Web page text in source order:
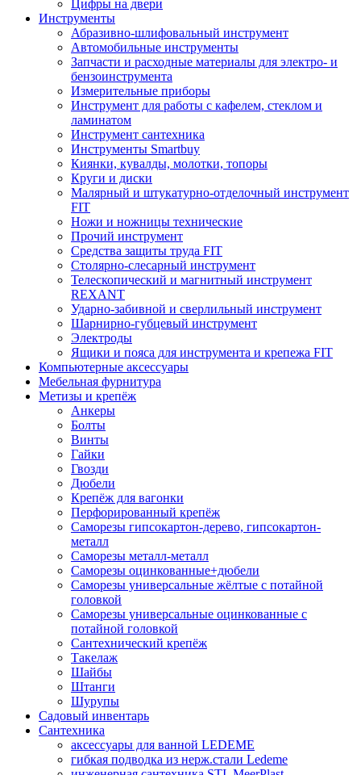
Цифры на двери
Инструменты
Абразивно-шлифовальный инструмент
Автомобильные инструменты
Запчасти и расходные материалы для электро- и
бензоинструмента
Измерительные приборы
Инструмент для работы с кафелем, стеклом и
ламинатом
Инструмент сантехника
Инструменты Smartbuy
Киянки, кувалды, молотки, топоры
Круги и диски
Малярный и штукатурно-отделочный инструмент
FIT
Ножи и ножницы технические
Прочий инструмент
Средства защиты труда FIT
Столярно-слесарный инструмент
Телескопический и магнитный инструмент
REXANT
Ударно-забивной и сверлильный инструмент
Шарнирно-губцевый инструмент
Электроды
Ящики и пояса для инструмента и крепежа FIT
Компьютерные аксессуары
Мебельная фурнитура
Метизы и крепёж
Анкеры
Болты
Винты
Гайки
Гвозди
Дюбели
Крепёж для вагонки
Перфорированный крепёж
Саморезы гипсокартон-дерево, гипсокартон-
металл
Саморезы металл-металл
Саморезы оцинкованные+дюбели
Саморезы универсальные жёлтые с потайной
головкой
Саморезы универсальные оцинкованные с
потайной головкой
Сантехнический крепёж
Такелаж
Шайбы
Штанги
Шурупы
Садовый инвентарь
Сантехника
аксессуары для ванной LEDEME
гибкая подводка из нерж.стали Ledeme